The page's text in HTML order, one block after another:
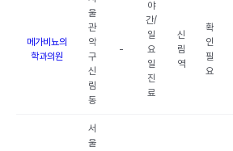
메가비뇨의
학과의원
울
관
악
구
신
림
동
-
야
간/
일
요
일
진
료
신
림
역
확
인
필
요
서
울